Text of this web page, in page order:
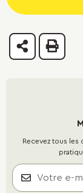
Partager
Recevez tous les